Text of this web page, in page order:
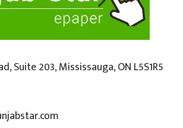
Suite 203, Mississauga, ON L5S1R5